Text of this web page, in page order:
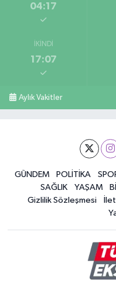
04:17
İKINDI
17:07
Aylık Vakitler
GÜNDEM POLİTİKA
SAĞLIK
YAŞAM
Gizlilik Sözleşmesi